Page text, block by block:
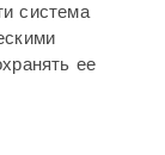
система
ее